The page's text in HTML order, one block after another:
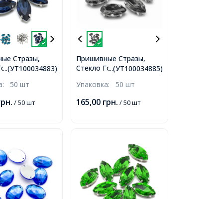
...(УТ100034883)
Стразы,
глаз,
Отверстие
50 шт
/ 50 шт
...(УТ100034885)
Пришивные Стразы,
Стекло Горный
Латунь, Конский глаз,
Отверстие 0.8-1мм,
Упаковка: 50 шт
165,00 грн. / 50 шт